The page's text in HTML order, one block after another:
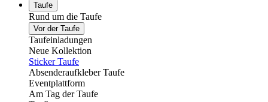
Taufe
Rund um die Taufe
Vor der Taufe
Taufeinladungen
Neue Kollektion
Sticker Taufe
Absenderaufkleber Taufe
Eventplattform
Am Tag der Taufe